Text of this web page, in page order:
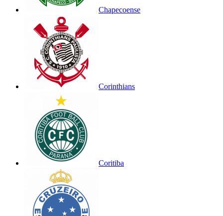
Chapecoense
Corinthians
Coritiba